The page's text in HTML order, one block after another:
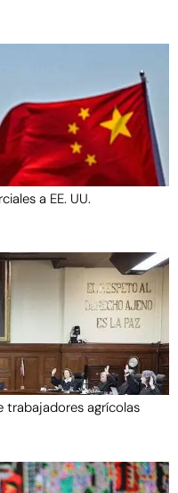
a EE. UU.
trabajadores agrícolas